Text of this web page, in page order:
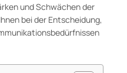
und Schwächen der
bei der Entscheidung,